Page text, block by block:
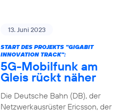
13. Juni 2023
START DES PROJEKTS "GIGABIT
INNOVATION TRACK":
5G-Mobilfunk am
Gleis rückt näher
Die Deutsche Bahn (DB), der
Netzwerkausrüster Ericsson, der